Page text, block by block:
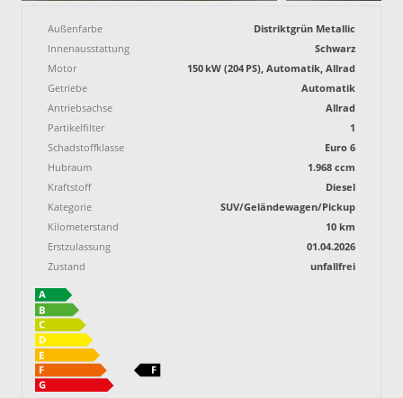
Außenfarbe
Distriktgrün Metallic
Innenausstattung
Schwarz
Motor
150 kW (204 PS), Automatik, Allrad
Getriebe
Automatik
Antriebsachse
Allrad
Partikelfilter
1
Schadstoffklasse
Euro 6
Hubraum
1.968 ccm
Kraftstoff
Diesel
Kategorie
SUV/Geländewagen/Pickup
Kilometerstand
10 km
Erstzulassung
01.04.2026
Zustand
unfallfrei